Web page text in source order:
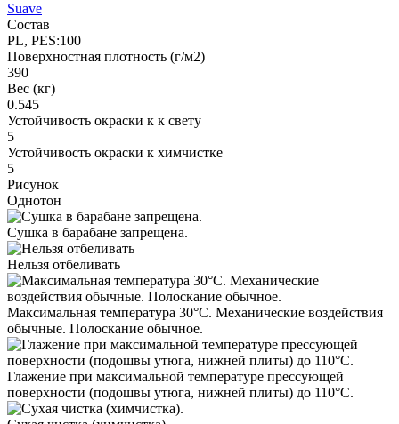
Suave
Состав
PL, PES:100
Поверхностная плотность (г/м2)
390
Вес (кг)
0.545
Устойчивость окраски к к свету
5
Устойчивость окраски к химчистке
5
Рисунок
Однотон
Сушка в барабане запрещена.
Нельзя отбеливать
Максимальная температура 30°С. Механические воздействия
обычные. Полоскание обычное.
Глажение при максимальной температуре прессующей
поверхности (подошвы утюга, нижней плиты) до 110°С.